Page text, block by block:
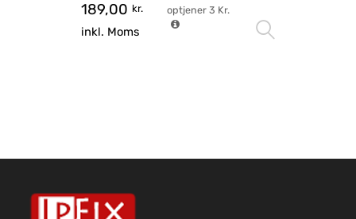
189,00 kr.
inkl. Moms
optjener 3 Kr.